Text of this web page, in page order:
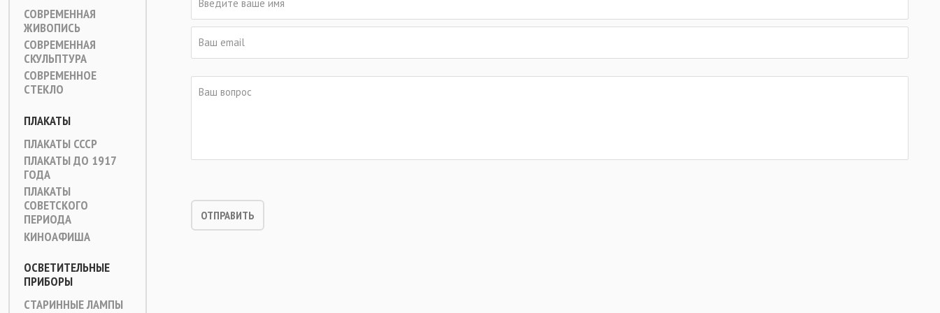
СОВРЕМЕННАЯ
ЖИВОПИСЬ
СОВРЕМЕННАЯ
СКУЛЬПТУРА
СОВРЕМЕННОЕ
СТЕКЛО
ПЛАКАТЫ
ПЛАКАТЫ СССР
ПЛАКАТЫ ДО 1917
ГОДА
ПЛАКАТЫ
СОВЕТСКОГО
ПЕРИОДА
КИНОАФИША
ОСВЕТИТЕЛЬНЫЕ
ПРИБОРЫ
СТАРИННЫЕ ЛАМПЫ